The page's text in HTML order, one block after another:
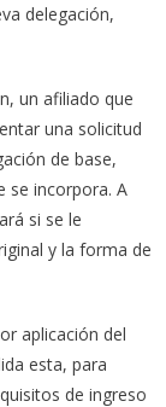
delegación,
un afiliado que
una solicitud
de base,
se incorpora. A
si se le
y la forma de
aplicación del
esta, para
de ingreso